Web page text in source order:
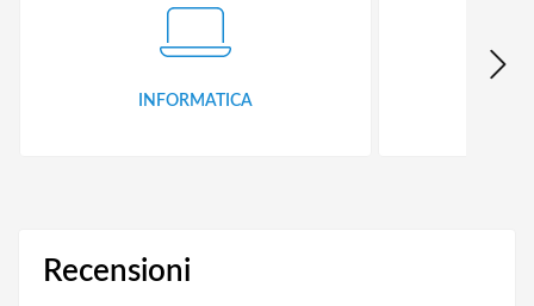
INFORMATICA
Recensioni